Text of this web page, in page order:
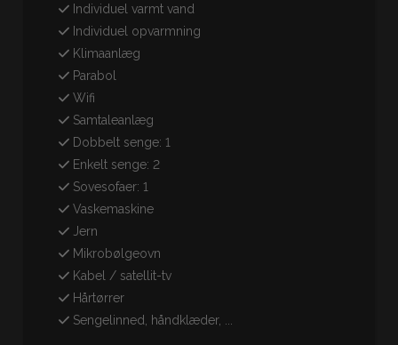
Individuel varmt vand
Individuel opvarmning
Klimaanlæg
Parabol
Wifi
Samtaleanlæg
Dobbelt senge: 1
Enkelt senge: 2
Sovesofaer: 1
Vaskemaskine
Jern
Mikrobølgeovn
Kabel / satellit-tv
Hårtørrer
Sengelinned, håndklæder, ...